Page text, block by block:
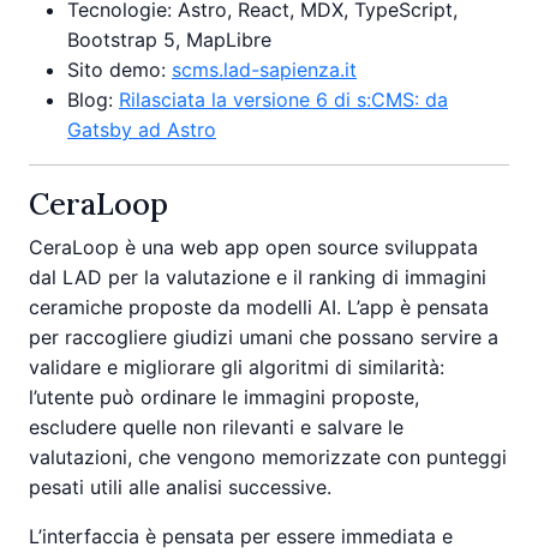
Tecnologie: Astro, React, MDX, TypeScript,
Bootstrap 5, MapLibre
Sito demo: scms.lad-sapienza.it
Blog: Rilasciata la versione 6 di s:CMS: da
Gatsby ad Astro
CeraLoop
CeraLoop è una web app open source sviluppata
dal LAD per la valutazione e il ranking di immagini
ceramiche proposte da modelli AI. L’app è pensata
per raccogliere giudizi umani che possano servire a
validare e migliorare gli algoritmi di similarità:
l’utente può ordinare le immagini proposte,
escludere quelle non rilevanti e salvare le
valutazioni, che vengono memorizzate con punteggi
pesati utili alle analisi successive.
L’interfaccia è pensata per essere immediata e